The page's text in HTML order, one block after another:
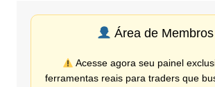
Área de Membros
Acesse agora seu painel
ferramentas reais para traders que